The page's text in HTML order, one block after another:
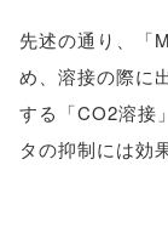
先述の通り、「
め、溶接の際に
する「CO2溶接
タの抑制には効